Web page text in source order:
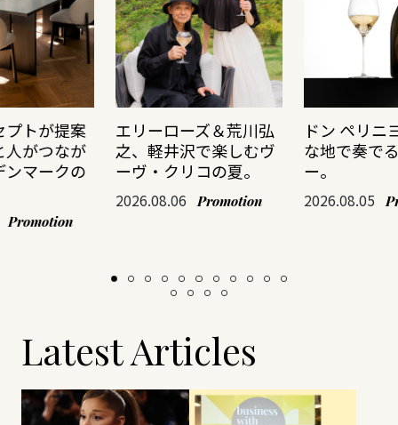
プトが提案
人がつなが
ンマークの
Promotion
エリーローズ＆荒川弘
之、軽井沢で楽しむヴ
ーヴ・クリコの夏。
2026.08.06 Promotion
ドン ペリニ
な地で奏で
ー。
2026.08.05
Latest Articles